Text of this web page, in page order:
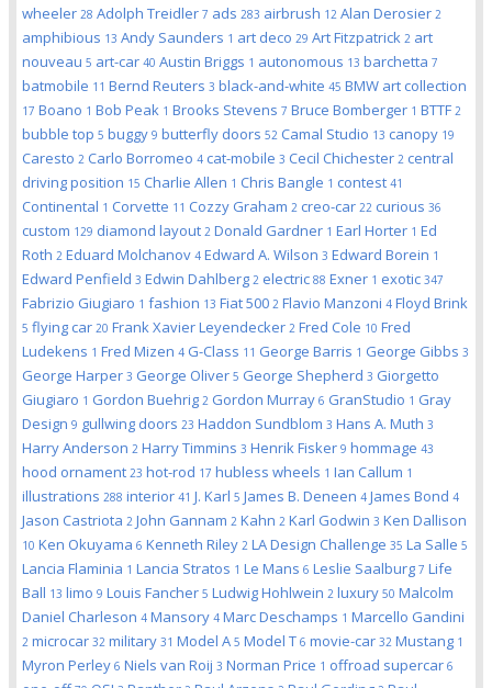
wheeler 28 Adolph Treidler 7 ads 283 airbrush 12 Alan Derosier 2
amphibious 13 Andy Saunders 1 art deco 29 Art Fitzpatrick 2 art
nouveau 5 art-car 40 Austin Briggs 1 autonomous 13 barchetta 7
batmobile 11 Bernd Reuters 3 black-and-white 45 BMW art collection
17 Boano 1 Bob Peak 1 Brooks Stevens 7 Bruce Bomberger 1 BTTF 2
bubble top 5 buggy 9 butterfly doors 52 Camal Studio 13 canopy 19
Caresto 2 Carlo Borromeo 4 cat-mobile 3 Cecil Chichester 2 central
driving position 15 Charlie Allen 1 Chris Bangle 1 contest 41
Continental 1 Corvette 11 Cozzy Graham 2 creo-car 22 curious 36
custom 129 diamond layout 2 Donald Gardner 1 Earl Horter 1 Ed
Roth 2 Eduard Molchanov 4 Edward A. Wilson 3 Edward Borein 1
Edward Penfield 3 Edwin Dahlberg 2 electric 88 Exner 1 exotic 347
Fabrizio Giugiaro 1 fashion 13 Fiat 500 2 Flavio Manzoni 4 Floyd Brink
5 flying car 20 Frank Xavier Leyendecker 2 Fred Cole 10 Fred
Ludekens 1 Fred Mizen 4 G-Class 11 George Barris 1 George Gibbs 3
George Harper 3 George Oliver 5 George Shepherd 3 Giorgetto
Giugiaro 1 Gordon Buehrig 2 Gordon Murray 6 GranStudio 1 Gray
Design 9 gullwing doors 23 Haddon Sundblom 3 Hans A. Muth 3
Harry Anderson 2 Harry Timmins 3 Henrik Fisker 9 hommage 43
hood ornament 23 hot-rod 17 hubless wheels 1 Ian Callum 1
illustrations 288 interior 41 J. Karl 5 James B. Deneen 4 James Bond 4
Jason Castriota 2 John Gannam 2 Kahn 2 Karl Godwin 3 Ken Dallison
10 Ken Okuyama 6 Kenneth Riley 2 LA Design Challenge 35 La Salle 5
Lancia Flaminia 1 Lancia Stratos 1 Le Mans 6 Leslie Saalburg 7 Life
Ball 13 limo 9 Louis Fancher 5 Ludwig Hohlwein 2 luxury 50 Malcolm
Daniel Charleson 4 Mansory 4 Marc Deschamps 1 Marcello Gandini
2 microcar 32 military 31 Model A 5 Model T 6 movie-car 32 Mustang 1
Myron Perley 6 Niels van Roij 3 Norman Price 1 offroad supercar 6